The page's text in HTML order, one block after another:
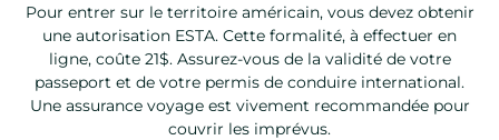
Pour entrer sur le territoire américain, vous devez obtenir
une autorisation ESTA. Cette formalité, à effectuer en
ligne, coûte 21$. Assurez-vous de la validité de votre
passeport et de votre permis de conduire international.
Une assurance voyage est vivement recommandée pour
couvrir les imprévus.